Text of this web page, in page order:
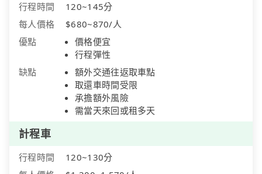
行程時間
120~145分
每人價格
$680~870/人
優點
價格便宜
行程彈性
缺點
額外交通往返取車點
取還車時間受限
承擔額外風險
需當天來回或租多天
計程車
行程時間
120~130分